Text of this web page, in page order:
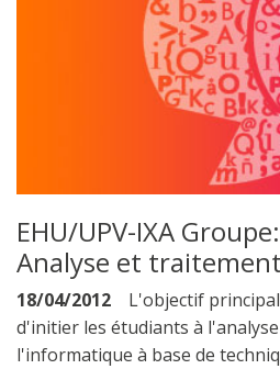
EHU/UPV-IXA
Analyse et
18/04/2012
L'objectif
d'initier les étudiants à
l'informatique à base de